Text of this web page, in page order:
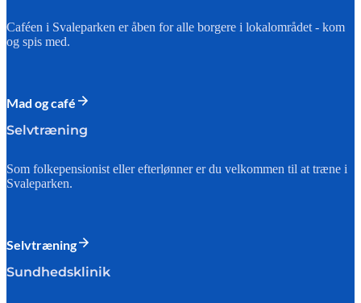
Caféen i Svaleparken er åben for alle borgere i lokalområdet - kom
og spis med.
Mad og café
Selvtræning
Som folkepensionist eller efterlønner er du velkommen til at træne i
Svaleparken.
Selvtræning
Sundhedsklinik